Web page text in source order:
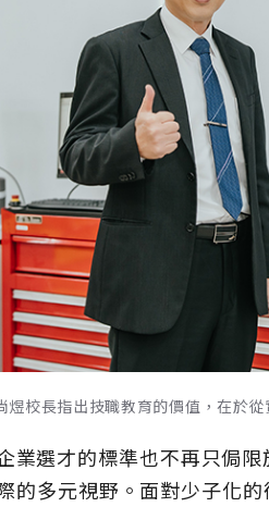
煜校長指出技職教育的價值，在於
業選才的標準也不再只侷
的多元視野。面對少子化